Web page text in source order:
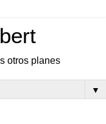
otros planes
▼